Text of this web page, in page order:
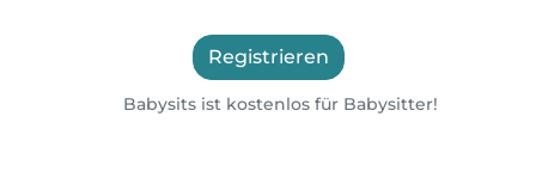
Registrieren
Babysits ist kostenlos für Babysitter!